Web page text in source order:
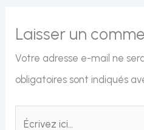
Laisser un
Votre adresse e-mail ne
obligatoires sont indiqués
Écrivez